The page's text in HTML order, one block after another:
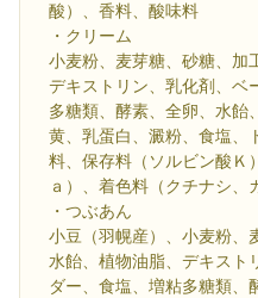
酸）、香料、酸味料
・クリーム
小麦粉、麦芽糖、砂糖、加
デキストリン、乳化剤、ベ
多糖類、酵素、全卵、水飴
黄、乳蛋白、澱粉、食塩、
料、保存料（ソルビン酸Ｋ
ａ）、着色料（クチナシ、
・つぶあん
小豆（羽幌産）、小麦粉、
水飴、植物油脂、デキスト
ダー、食塩、増粘多糖類、